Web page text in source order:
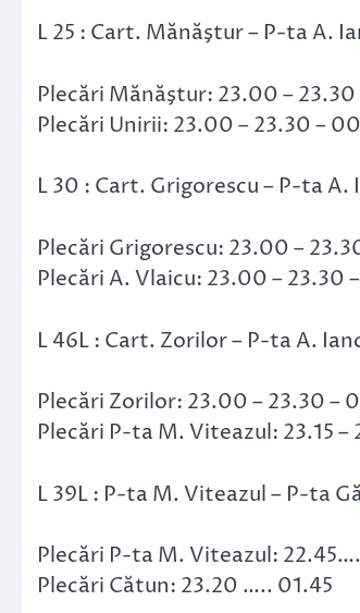
L 25 : Cart. Mănăştur – P-ta A.
Plecări Mănăştur: 23.00 –
Plecări Unirii: 23.00 – 23.30 –
L 30 : Cart. Grigorescu – P-ta
Plecări Grigorescu: 23.00 –
Plecări A. Vlaicu: 23.00 – 23.30
L 46L : Cart. Zorilor – P-ta A.
Plecări Zorilor: 23.00 – 23.30
Plecări P-ta M. Viteazul: 23.15 –
L 39L : P-ta M. Viteazul – P-ta
Plecări P-ta M. Viteazul:
Plecări Cătun: 23.20 ….. 01.45